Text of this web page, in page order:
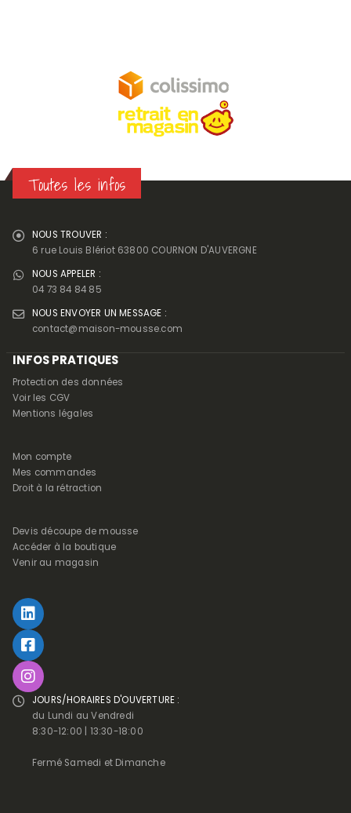
Toutes les infos
NOUS TROUVER :
6 rue Louis Blériot 63800 COURNON D'AUVERGNE
NOUS APPELER :
04 73 84 84 85
NOUS ENVOYER UN MESSAGE :
contact@maison-mousse.com
INFOS PRATIQUES
Protection des données
Voir les CGV
Mentions légales
Mon compte
Mes commandes
Droit à la rétraction
Devis découpe de mousse
Accéder à la boutique
Venir au magasin
JOURS/HORAIRES D'OUVERTURE :
du Lundi au Vendredi
8:30-12:00 | 13:30-18:00
Fermé Samedi et Dimanche